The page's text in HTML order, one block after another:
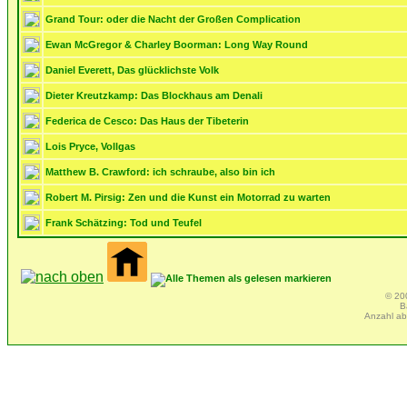
Grand Tour: oder die Nacht der Großen Complication
Ewan McGregor & Charley Boorman: Long Way Round
Daniel Everett, Das glücklichste Volk
Dieter Kreutzkamp: Das Blockhaus am Denali
Federica de Cesco: Das Haus der Tibeterin
Lois Pryce, Vollgas
Matthew B. Crawford: ich schraube, also bin ich
Robert M. Pirsig: Zen und die Kunst ein Motorrad zu warten
Frank Schätzing: Tod und Teufel
©
Anzahl